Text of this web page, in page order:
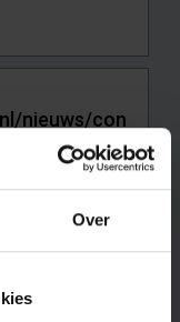
Over
je de fout zag.